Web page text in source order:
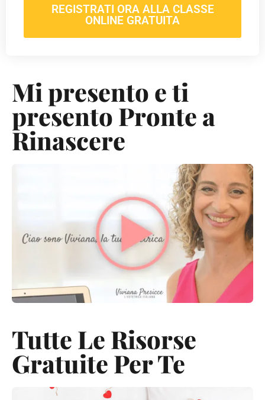
REGISTRATI ORA ALLA CLASSE
ONLINE GRATUITA
Mi presento e ti
presento Pronte a
Rinascere
Tutte Le Risorse
Gratuite Per Te